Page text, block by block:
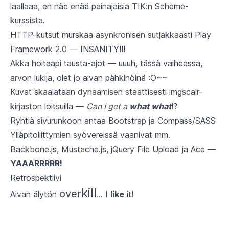
laallaaa, en näe enää painajaisia TIK:n Scheme-
kurssista.
HTTP-kutsut murskaa asynkronisen sutjakkaasti Play
Framework 2.0 — INSANITY!!!
Akka hoitaapi tausta-ajot — uuuh, tässä vaiheessa,
arvon lukija, olet jo aivan pähkinöinä :O~~
Kuvat skaalataan dynaamisen staattisesti imgscalr-
kirjaston loitsuilla — Can I get a what what!?
Ryhtiä sivurunkoon antaa Bootstrap ja Compass/SASS
Ylläpitoliittymien syövereissä vaanivat mm.
Backbone.js, Mustache.js, jQuery File Upload ja Ace —
YAAARRRRR!
Retrospektiivi
Aivan älytön overkill… I like it!